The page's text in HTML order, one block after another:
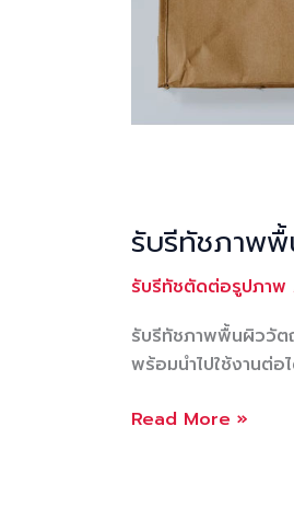
รับรีทัชภาพ
รับรีทัชตัดต่อรูปภาพ
รับรีทัชภาพพื้นผิววัต
พร้อมนำไปใช้งานต่อ
รับ
Read More »